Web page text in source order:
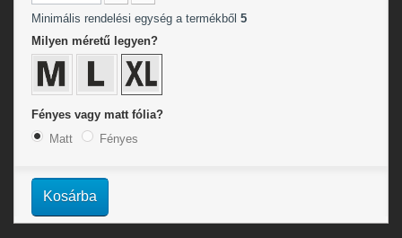
Minimális rendelési egység a termékből 5
Milyen méretű legyen?
Fényes vagy matt fólia?
Matt
Fényes
Kosárba